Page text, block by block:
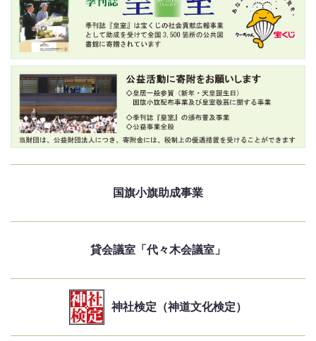
国旗小旗助成事業
貸会議室「代々木会議室」
神社検定（神道文化検定）